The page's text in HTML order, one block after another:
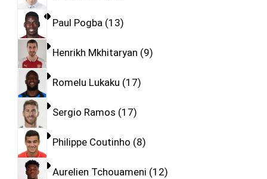
Paul Pogba 13
Henrikh Mkhitaryan 9
Romelu Lukaku 17
Sergio Ramos 17
Philippe Coutinho 8
Aurelien Tchouameni 12